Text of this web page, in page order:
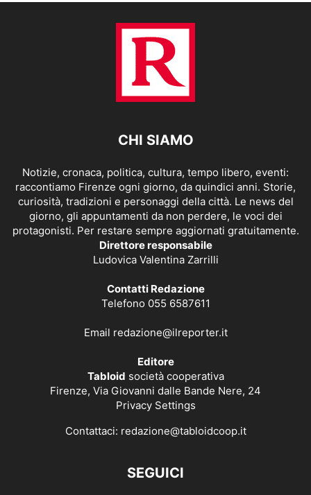
CHI SIAMO
Notizie, cronaca, politica, cultura, tempo libero, eventi:
raccontiamo Firenze ogni giorno, da quindici anni. Storie,
curiosità, tradizioni e personaggi della città. Le news del
giorno, gli appuntamenti da non perdere, le voci dei
protagonisti. Per restare sempre aggiornati gratuitamente.
Direttore responsabile
Ludovica Valentina Zarrilli
Contatti Redazione
Telefono 055 6587611
Email redazione@ilreporter.it
Editore
Tabloid società cooperativa
Firenze, Via Giovanni dalle Bande Nere, 24
Privacy Settings
Contattaci: redazione@tabloidcoop.it
SEGUICI